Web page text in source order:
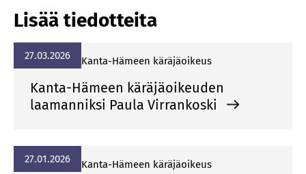
Lisää tiedotteita
27.03.2026 Kan­ta-Hä­meen kä­rä­jä­oi­keus
Kanta-Hämeen käräjäoikeuden
laamanniksi Paula Virrankoski
27.01.2026 Kan­ta-Hä­meen kä­rä­jä­oi­keus